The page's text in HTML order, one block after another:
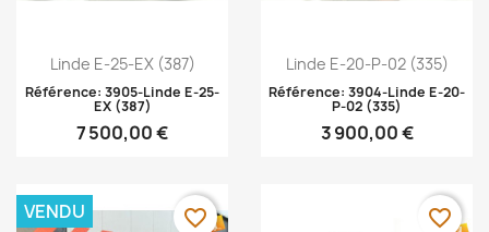
Aperçu rapide
Linde E-25-EX (387)
Référence: 3905-Linde E-25-
EX (387)
7 500,00 €
Aperçu rapide
Linde E-20-P-02 (335)
Référence: 3904-Linde E-20-
P-02 (335)
3 900,00 €
VENDU favorite_border favorite_border